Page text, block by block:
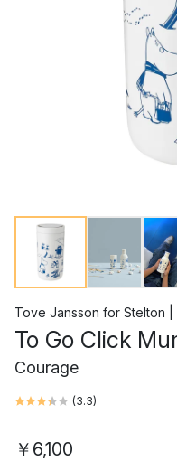
Tove Jansson for Stelton |
To Go Click
Courage
(3.3)
￥6,100